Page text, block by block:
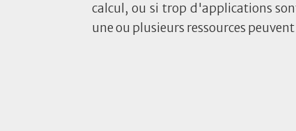
calcul, ou si trop d'applications
une ou plusieurs ressources